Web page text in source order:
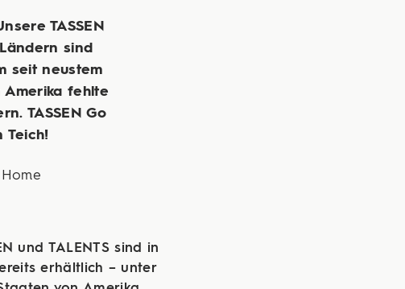
TASSEN
sind
seit neustem
Amerika fehlte
TASSEN Go
Teich!
und TALENTS sind in
erhältlich – unter